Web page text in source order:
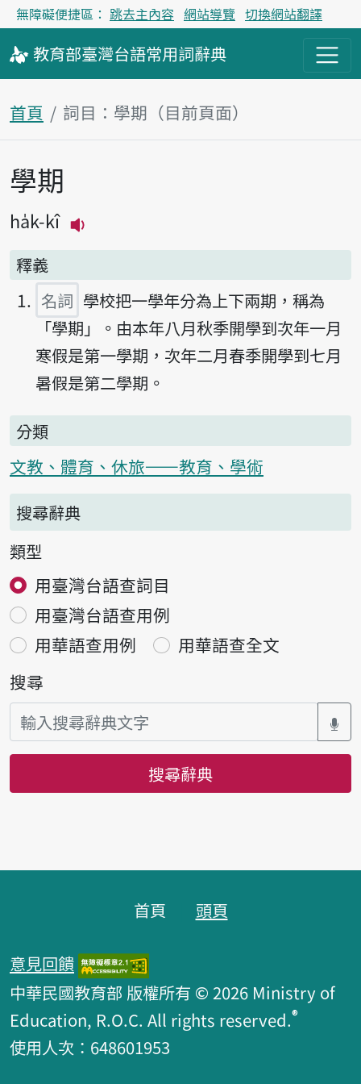
無障礙便捷區： 跳去主內容 網站導覽 切換網站翻譯
教育部臺灣台語常用詞辭典
首頁 詞目：學期（目前頁面）
主內容區塊
學期
ha̍k-kî
釋義
名詞 學校把一學年分為上下兩期，稱為
「學期」。由本年八月秋季開學到次年一月
寒假是第一學期，次年二月春季開學到七月
暑假是第二學期。
分類
文教、體育、休旅——教育、學術
搜尋辭典
類型
用臺灣台語查詞目
用臺灣台語查用例
用華語查用例
用華語查全文
搜尋
搜尋辭典
首頁 頭頁
意見回饋
中華民國教育部 版權所有 © 2026 Ministry of
Education, R.O.C. All rights reserved.®
使用人次：648601953